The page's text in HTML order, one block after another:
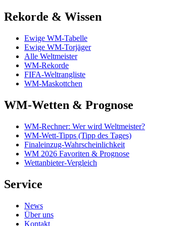
Rekorde & Wissen
Ewige WM-Tabelle
Ewige WM-Torjäger
Alle Weltmeister
WM-Rekorde
FIFA-Weltrangliste
WM-Maskottchen
WM-Wetten & Prognose
WM-Rechner: Wer wird Weltmeister?
WM-Wett-Tipps (Tipp des Tages)
Finaleinzug-Wahrscheinlichkeit
WM 2026 Favoriten & Prognose
Wettanbieter-Vergleich
Service
News
Über uns
Kontakt